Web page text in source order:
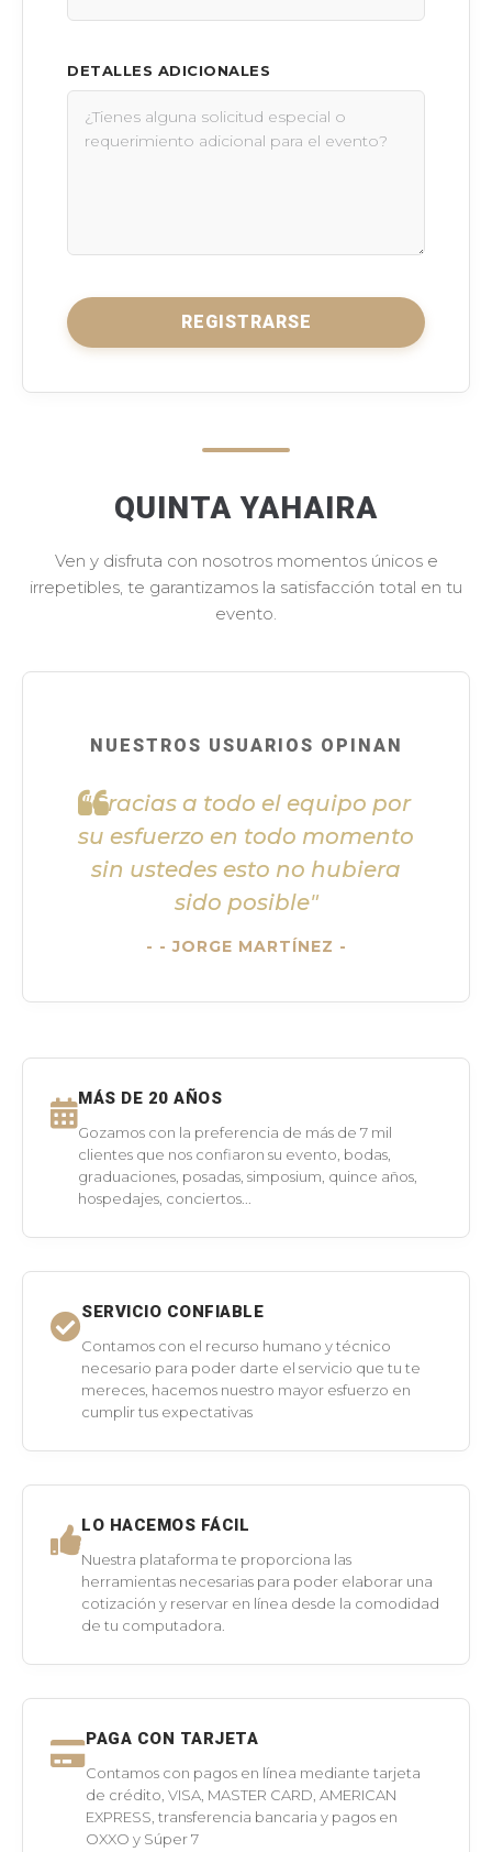
DETALLES ADICIONALES
REGISTRARSE
QUINTA YAHAIRA
Ven y disfruta con nosotros momentos únicos e
irrepetibles, te garantizamos la satisfacción total en tu
evento.
NUESTROS USUARIOS OPINAN
"Gracias a todo el equipo por
su esfuerzo en todo momento
sin ustedes esto no hubiera
sido posible"
- JORGE MARTÍNEZ -
MÁS DE 20 AÑOS
Gozamos con la preferencia de más de 7 mil
clientes que nos confiaron su evento, bodas,
graduaciones, posadas, simposium, quince años,
hospedajes, conciertos...
SERVICIO CONFIABLE
Contamos con el recurso humano y técnico
necesario para poder darte el servicio que tu te
mereces, hacemos nuestro mayor esfuerzo en
cumplir tus expectativas
LO HACEMOS FÁCIL
Nuestra plataforma te proporciona las
herramientas necesarias para poder elaborar una
cotización y reservar en línea desde la comodidad
de tu computadora.
PAGA CON TARJETA
Contamos con pagos en línea mediante tarjeta
de crédito, VISA, MASTER CARD, AMERICAN
EXPRESS, transferencia bancaria y pagos en
OXXO y Súper 7